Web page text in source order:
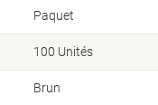
Paquet
100 Unités
Brun